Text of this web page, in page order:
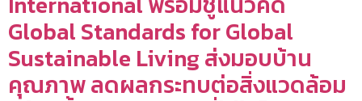
Global Standards for Global
Sustainable Living ส่งมอบบ้าน
คุณภาพ ลดผลกระทบต่อสิ่งแวดล้อม